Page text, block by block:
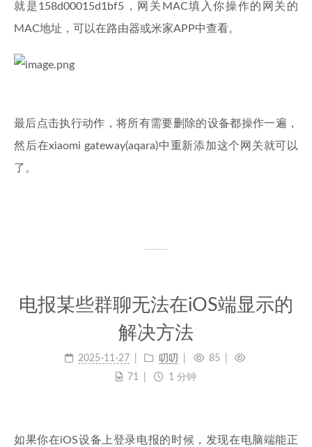
就是158d00015d1bf5，网关MAC填入你操作的网关的
MAC地址，可以在路由器或米家APP中查看。
最后点击执行动作，将所有需要删除的设备都操作一遍，
然后在xiaomi gateway(aqara)中重新添加这个网关就可以
了。
电报某些群聊无法在iOS端显示的
解决方法
2025-11-27 叨叨
85
71
1 分钟
如果你在iOS设备上登录电报的时候，发现在电脑端能正